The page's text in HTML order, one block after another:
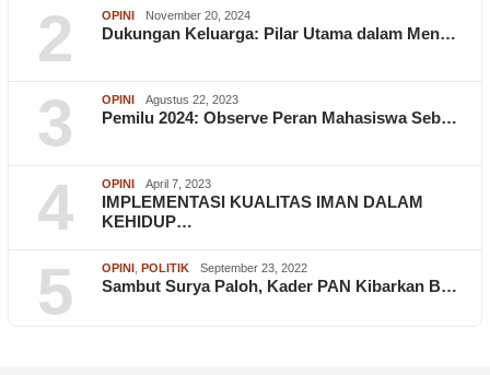
2 OPINI November 20, 2024
Dukungan Keluarga: Pilar Utama dalam Men…
3 OPINI Agustus 22, 2023
Pemilu 2024: Observe Peran Mahasiswa Seb…
4 OPINI April 7, 2023
IMPLEMENTASI KUALITAS IMAN DALAM
KEHIDUP…
5 OPINI POLITIK September 23, 2022
Sambut Surya Paloh, Kader PAN Kibarkan B…